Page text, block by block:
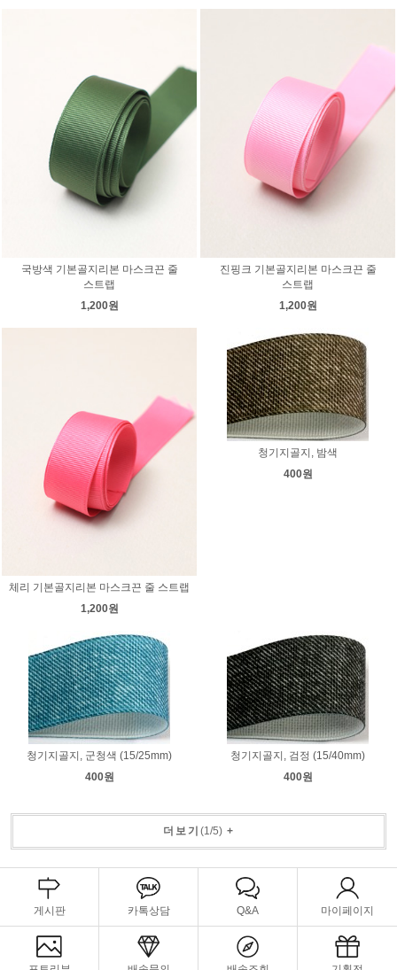
국방색 기본골지리본 마스크끈 줄
스트랩
1,200원
진핑크 기본골지리본 마스크끈 줄
스트랩
1,200원
체리 기본골지리본 마스크끈 줄 스트랩
1,200원
청기지골지, 밤색
400원
청기지골지, 군청색 (15/25mm)
400원
청기지골지, 검정 (15/40mm)
400원
더보기 (1 /5)+
게시판 카톡상담 Q&A 마이페이지